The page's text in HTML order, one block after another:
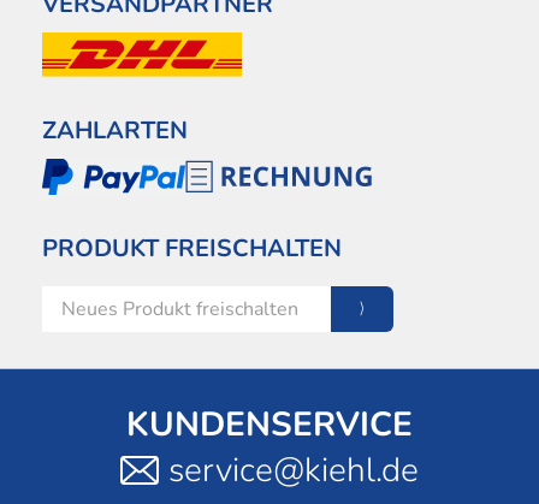
ZAHLARTEN
PRODUKT FREISCHALTEN
KUNDENSERVICE
service@kiehl.de